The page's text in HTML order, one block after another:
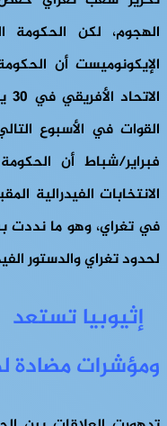
الهجوم، لكن الحكومة
الإيكونوميست أن
فبراير/شباط أن
الانتخابات الفيدرالية
في تغراي، وهو ما نددت
لحدود تغراي والدستور
إثيوبيا
ومؤشرات مضادة